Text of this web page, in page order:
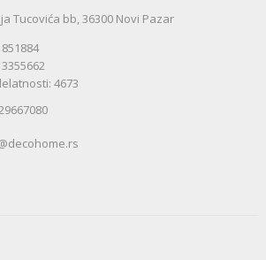
Tucovića bb, 36300 Novi Pazar
4673